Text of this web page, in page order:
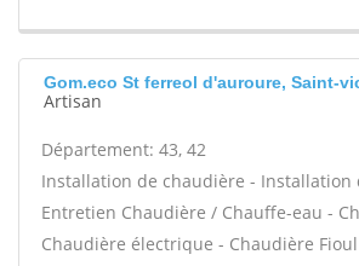
Gom.eco St ferreol d'auroure, Saint-
Artisan
Département: 43, 42
Installation de chaudière - Installation
Entretien Chaudière / Chauffe-eau -
Chaudière électrique - Chaudière